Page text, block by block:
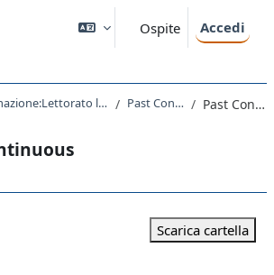
Ospite Accedi
2973LETTORATO - Formazione:Lettorato lingua inglese B1 2023 Past Continuous Past Continuous
Scarica cartella